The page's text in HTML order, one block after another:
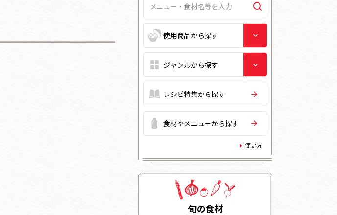
レシピ特集から探す
食材やメニューから探す
使い方
旬の⾷材